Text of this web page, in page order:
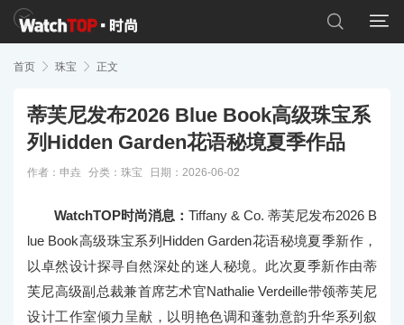


首页  珠宝  正文
蒂芙尼发布2026 Blue Book高级珠宝系
列Hidden Garden花语秘境夏季作品
作者：申垚 分类： 珠宝 日期：2026-06-02
WatchTOP时尚消息： Tiffany & Co. 蒂芙尼发布2026 B
lue Book高级珠宝系列Hidden Garden花语秘境夏季新作，
以卓然设计探寻自然深处的迷人秘境。此次夏季新作由蒂
芙尼高级副总裁兼首席艺术官Nathalie Verdeille带领蒂芙尼
设计工作室倾力呈献，以明艳色调和蓬勃意韵升华系列叙